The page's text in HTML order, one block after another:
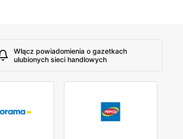
Włącz powiadomienia o gazetkach
ulubionych sieci handlowych